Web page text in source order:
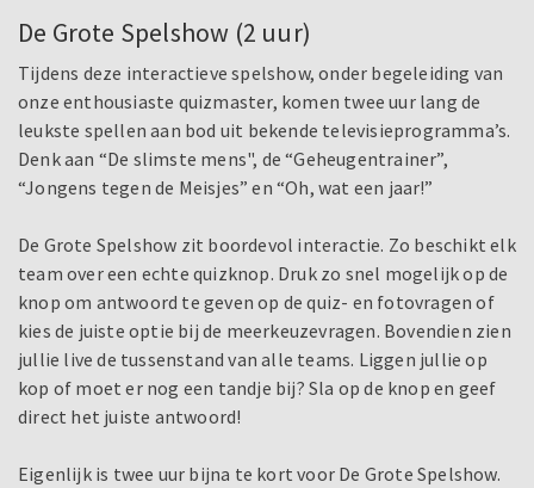
De Grote Spelshow (2 uur)
Tijdens deze interactieve spelshow, onder begeleiding van
onze enthousiaste quizmaster, komen twee uur lang de
leukste spellen aan bod uit bekende televisieprogramma’s.
Denk aan “De slimste mens", de “Geheugentrainer”,
“Jongens tegen de Meisjes” en “Oh, wat een jaar!”
De Grote Spelshow zit boordevol interactie. Zo beschikt elk
team over een echte quizknop. Druk zo snel mogelijk op de
knop om antwoord te geven op de quiz- en fotovragen of
kies de juiste optie bij de meerkeuzevragen. Bovendien zien
jullie live de tussenstand van alle teams. Liggen jullie op
kop of moet er nog een tandje bij? Sla op de knop en geef
direct het juiste antwoord!
Eigenlijk is twee uur bijna te kort voor De Grote Spelshow.